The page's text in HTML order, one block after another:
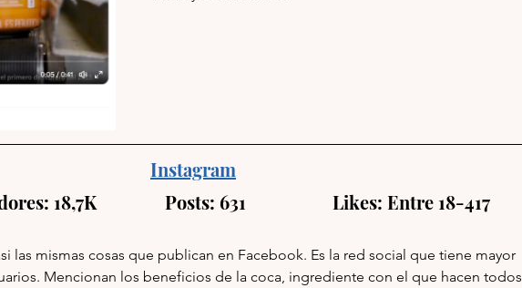
Instagram
18,7K               Posts: 631                   Likes: Entre 18-417
las mismas cosas que publican en Facebook. Es la red social que tiene mayor
Mencionan los beneficios de la coca, ingrediente con el que hacen todos